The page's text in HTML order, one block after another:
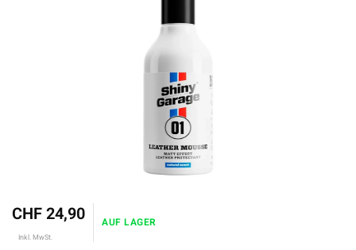
CHF 24,90
Inkl. MwSt.
AUF LAGER